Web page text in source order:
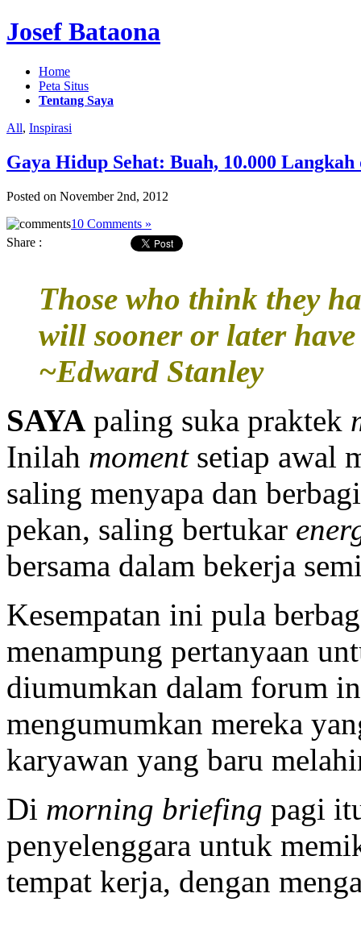
Josef Bataona
Home
Peta Situs
Tentang Saya
All, Inspirasi
Gaya Hidup Sehat: Buah, 10.000
Posted on November 2nd, 2012
10 Comments »
Share :
Those who think they
will sooner or later
~Edward Stanley
SAYA paling suka praktek
Inilah momentsetiap awal
saling menyapa dan
pekan, saling bertukar
bersama dalam bekerja
Kesempatan ini pula
menampung pertanyaan
diumumkan dalam forum
mengumumkan mereka
karyawan yang baru
Di morning briefing pagi
penyelenggara untuk
tempat kerja, dengan